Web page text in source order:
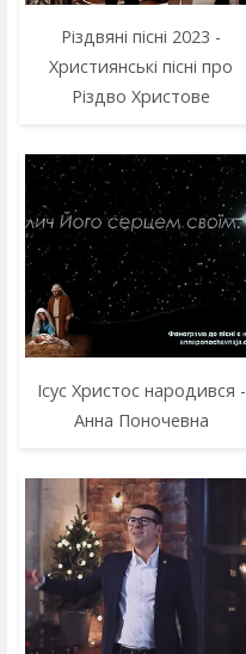
Різдвяні пісні 2023 -
Християнські пісні про
Різдво Христове
Ісус Христос народився -
Анна Поночевна